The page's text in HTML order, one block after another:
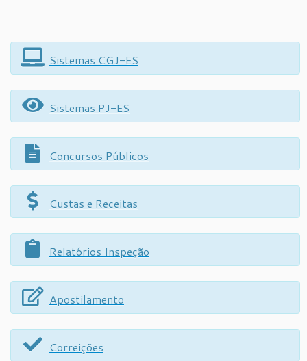
Sistemas CGJ-ES
Sistemas PJ-ES
Concursos Públicos
Custas e Receitas
Relatórios Inspeção
Apostilamento
Correições